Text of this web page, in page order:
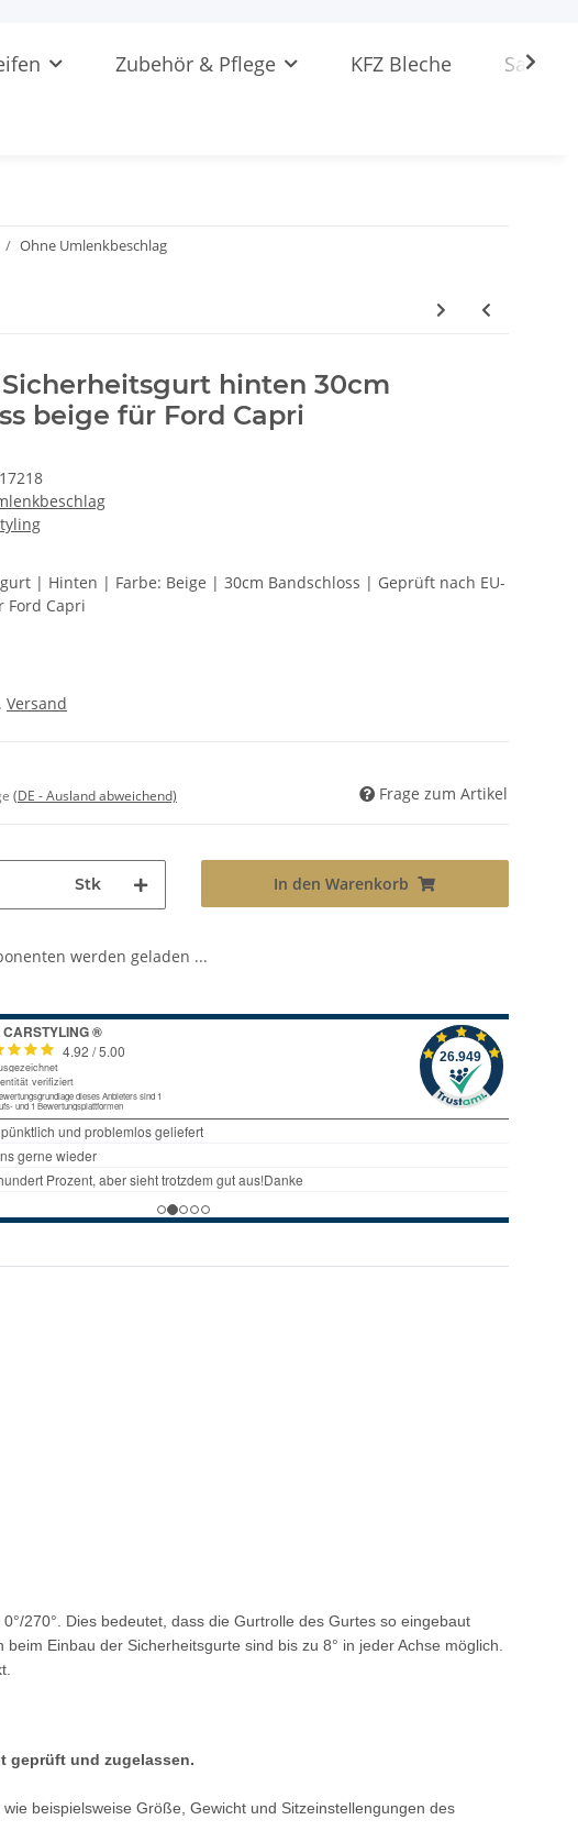
Zubehör & Pflege KFZ Bleche
Ohne Umlenkbeschlag
hinten 30cm
beige für Ford Capri
| Hinten | Farbe: Beige | 30cm Bandschloss | Geprüft nach EU-
Ford Capri
Versand
(DE - Ausland abweichend) Frage zum Artikel
Stk In den Warenkorb
werden geladen ...
270°. Dies bedeutet, dass die Gurtrolle des Gurtes so eingebaut
Einbau der Sicherheitsgurte sind bis zu 8° in jeder Achse möglich.
geprüft und zugelassen.
beispielsweise Größe, Gewicht und Sitzeinstellengungen des